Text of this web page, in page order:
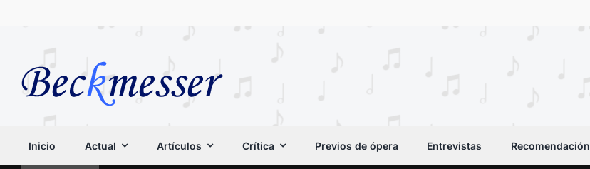
Inicio Actual Artículos Crítica Previos de ópera Entrevistas Recomendación